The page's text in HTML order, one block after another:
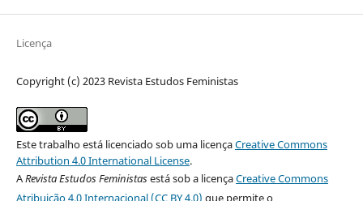
Licença
Copyright (c) 2023 Revista Estudos Feministas
Este trabalho está licenciado sob uma licençaCreative Commons
Attribution 4.0 International License.
ARevista Estudos Feministasestá sob a licençaCreative Commons
Atribuição 4.0 Internacional (CC BY 4.0) que permite o